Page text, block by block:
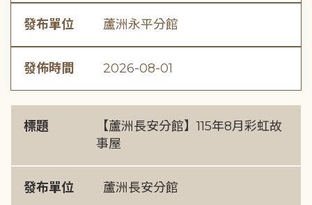
發布單位 蘆洲永平分館
發佈時間 2026-08-01
標題
【蘆洲長安分館】115年8月彩虹故
事屋
發布單位 蘆洲長安分館